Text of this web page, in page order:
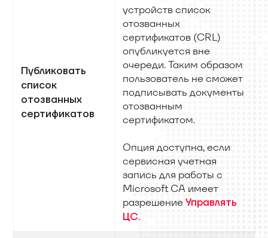
Публиковать
список
отозванных
сертификатов
устройств список
отозванных
сертификатов (CRL)
опубликуется вне
очереди. Таким образом
пользователь не сможет
подписывать документы
отозванным
сертификатом.
Опция доступна, если
сервисная учетная
запись для работы с
Microsoft CA имеет
разрешениеУправлять
ЦС.